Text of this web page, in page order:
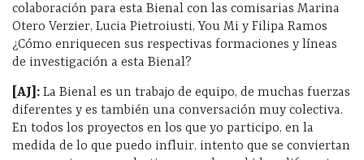
colaboración para esta Bienal con las comisarias Marina
Otero Verzier, Lucia Pietroiusti, You Mi y Filipa Ramos
¿Cómo enriquecen sus respectivas formaciones y líneas
de investigación a esta Bienal?
[AJ]: La Bienal es un trabajo de equipo, de muchas fuerzas
diferentes y es también una conversación muy colectiva.
En todos los proyectos en los que yo participo, en la
medida de lo que puedo influir, intento que se conviertan